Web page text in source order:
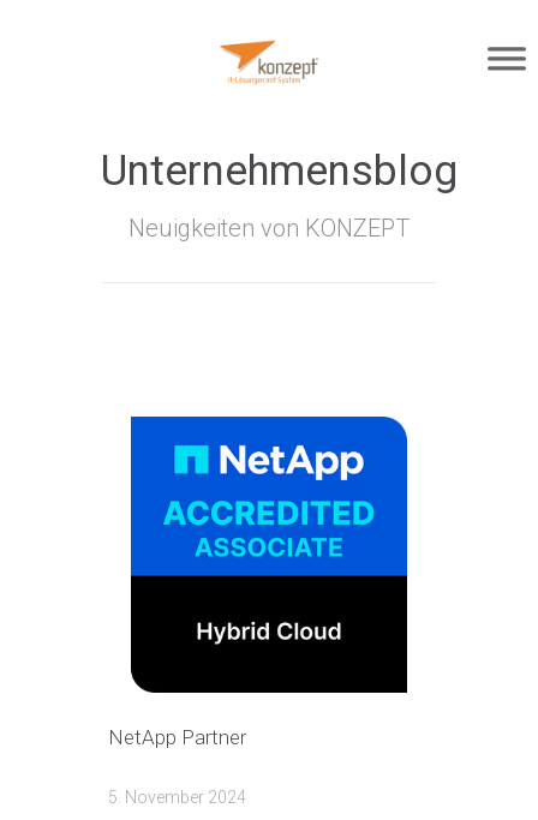
Unternehmensblog
Neuigkeiten von KONZEPT
NetApp Partner
5. November 2024